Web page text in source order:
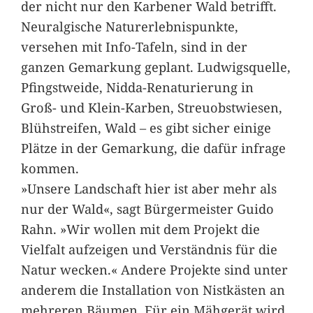
der nicht nur den Karbener Wald betrifft.
Neuralgische Naturerlebnispunkte,
versehen mit Info-Tafeln, sind in der
ganzen Gemarkung geplant. Ludwigsquelle,
Pfingstweide, Nidda-Renaturierung in
Groß- und Klein-Karben, Streuobstwiesen,
Blühstreifen, Wald – es gibt sicher einige
Plätze in der Gemarkung, die dafür infrage
kommen.
»Unsere Landschaft hier ist aber mehr als
nur der Wald«, sagt Bürgermeister Guido
Rahn. »Wir wollen mit dem Projekt die
Vielfalt aufzeigen und Verständnis für die
Natur wecken.« Andere Projekte sind unter
anderem die Installation von Nistkästen an